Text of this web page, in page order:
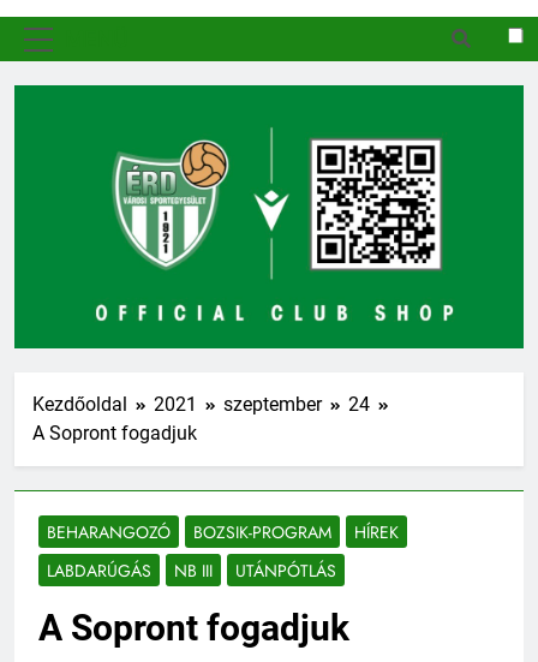
Kezdőoldal 2021 szeptember
24
A Sopront fogadjuk
BEHARANGOZÓ BOZSIK-PROGRAM
HÍREK
LABDARÚGÁS
NB III UTÁNPÓTLÁS
A Sopront fogadjuk